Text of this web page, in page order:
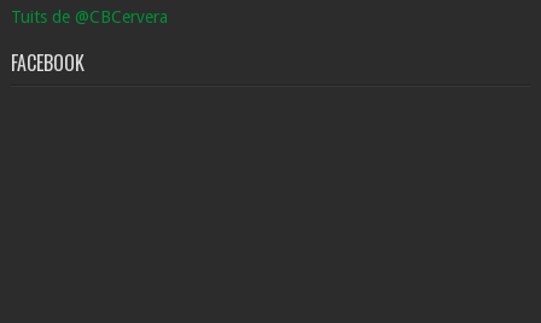
Tuits de @CBCervera
FACEBOOK